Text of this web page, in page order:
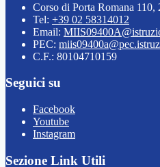
Corso di Porta Romana
Tel: +39 02 58314012
Email:
PEC:
C.F.: 80104710159
Seguici su
Facebook
Youtube
Instagram
Sezione Link Utili